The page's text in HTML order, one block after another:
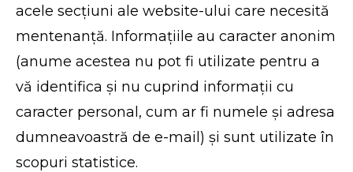
acele secțiuni ale website-ului care necesită
mentenanță. Informațiile au caracter anonim
(anume acestea nu pot fi utilizate pentru a
vă identifica și nu cuprind informații cu
caracter personal, cum ar fi numele și adresa
dumneavoastră de e-mail) și sunt utilizate în
scopuri statistice.